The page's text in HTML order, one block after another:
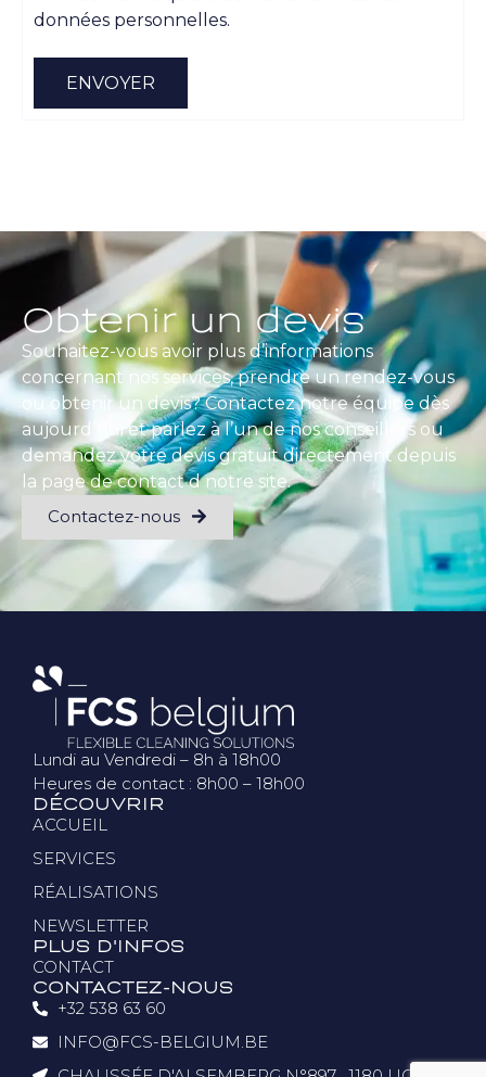
données personnelles.
ENVOYER
Obtenir un devis
Souhaitez-vous avoir plus d’informations
concernant nos services, prendre un rendez-vous
ou obtenir un devis? Contactez notre équipe dès
aujourd’hui et parlez à l’un de nos conseillers ou
demandez votre devis gratuit directement depuis
la page de contact d notre site.
Contactez-nous
Lundi au Vendredi – 8h à 18h00
Heures de contact : 8h00 – 18h00
DÉCOUVRIR
ACCUEIL
SERVICES
RÉALISATIONS
NEWSLETTER
PLUS D'INFOS
CONTACT
CONTACTEZ-NOUS
+32 538 63 60
INFO@FCS-BELGIUM.BE